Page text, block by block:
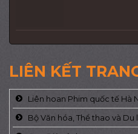
LIÊN KẾT
Liên hoan Phim quốc tế Hà
Bộ Văn hóa, Thể thao và Du